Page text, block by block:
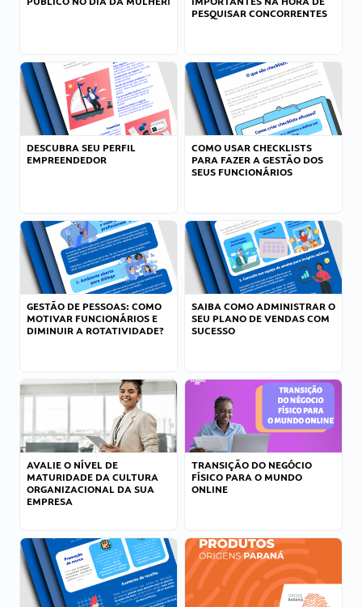
PESQUISAR CONCORRENTES
DESCUBRA SEU PERFIL
EMPREENDEDOR
COMO USAR CHECKLISTS
PARA FAZER A GESTÃO DOS
SEUS FUNCIONÁRIOS
GESTÃO DE PESSOAS: COMO
MOTIVAR FUNCIONÁRIOS E
DIMINUIR A ROTATIVIDADE?
SAIBA COMO ADMINISTRAR O
SEU PLANO DE VENDAS COM
SUCESSO
AVALIE O NÍVEL DE
MATURIDADE DA CULTURA
ORGANIZACIONAL DA SUA
EMPRESA
TRANSIÇÃO DO NEGÓCIO
FÍSICO PARA O MUNDO
ONLINE